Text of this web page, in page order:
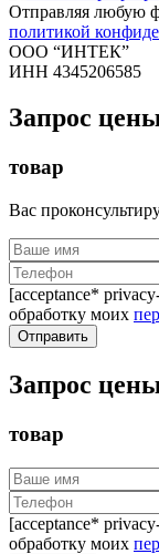
Отправляя любую
политикой
ООО “ИНТЕК”
ИНН 4345206585
Запрос
товар
Вас
[acceptance*
обработку моих
Запрос
товар
[acceptance*
обработку моих